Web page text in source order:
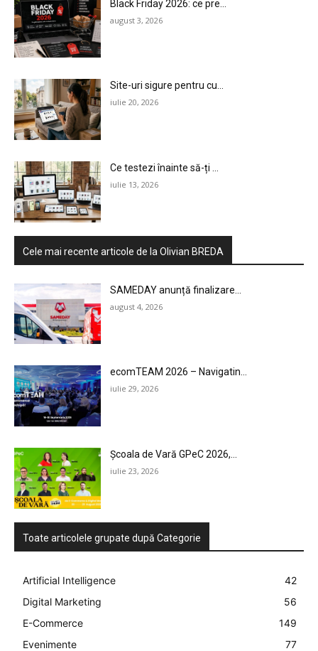
Black Friday 2026: ce pre...
august 3, 2026
Site-uri sigure pentru cu...
iulie 20, 2026
Ce testezi înainte să-ți ...
iulie 13, 2026
Cele mai recente articole de la Olivian BREDA
SAMEDAY anunță finalizare...
august 4, 2026
ecomTEAM 2026 – Navigatin...
iulie 29, 2026
Școala de Vară GPeC 2026,...
iulie 23, 2026
Toate articolele grupate după Categorie
Artificial Intelligence
42
Digital Marketing
56
E-Commerce
149
Evenimente
77